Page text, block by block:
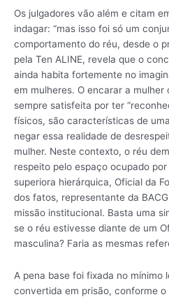
Os julgadores vão além e citam
indagar: “mas isso foi só um
comportamento do réu, desde o
pela Ten ALINE, revela que o
ainda habita fortemente no
em mulheres. O encarar a
sempre satisfeita por ter
físicos, são características de
negar essa realidade de
mulher. Neste contexto, o réu
respeito pelo espaço ocupado
superiora hierárquica, Oficial da
dos fatos, representante da
missão institucional. Basta uma
se o réu estivesse diante de um
masculina? Faria as mesmas
A pena base foi fixada no mínimo
convertida em prisão, conforme o